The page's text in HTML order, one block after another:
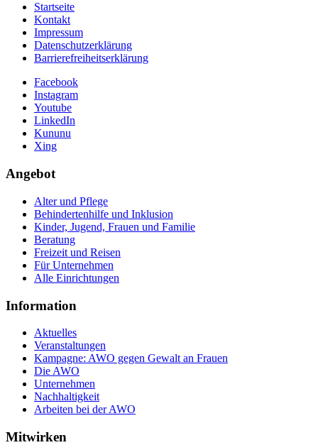
Startseite
Kontakt
Impressum
Datenschutzerklärung
Barrierefreiheitserklärung
Facebook
Instagram
Youtube
LinkedIn
Kununu
Xing
Angebot
Alter und Pflege
Behindertenhilfe und Inklusion
Kinder, Jugend, Frauen und Familie
Beratung
Freizeit und Reisen
Für Unternehmen
Alle Einrichtungen
Information
Aktuelles
Veranstaltungen
Kampagne: AWO gegen Gewalt an Frauen
Die AWO
Unternehmen
Nachhaltigkeit
Arbeiten bei der AWO
Mitwirken